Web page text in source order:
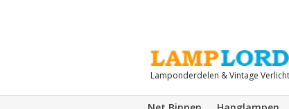
Lamponderdelen & Vintage